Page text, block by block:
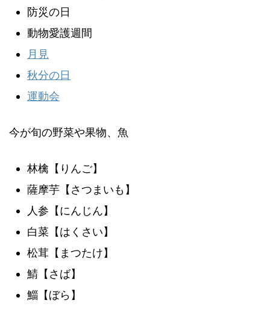
防災の日
動物愛護週間
月見
秋分の日
運動会
今が旬の野菜や果物、魚
林檎【りんご】
薩摩芋【さつまいも】
人参【にんじん】
白菜【はくさい】
松茸【まつたけ】
鯖【さば】
鯔【ぼら】